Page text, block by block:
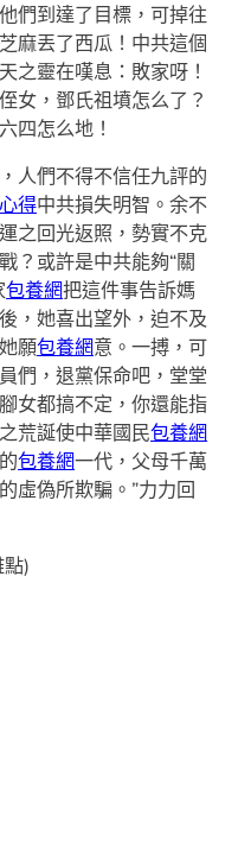
們到達了目標，可掉往
麻丟了西瓜！中共這個
之靈在嘆息：敗家呀！
女，鄧氏祖墳怎么了？
四怎么地！
人們不得不信任九評的
得中共損失明智。余不
之回光返照，勢實不克
？或許是中共能夠“關
包養網把這件事告訴媽
，她喜出望外，迫不及
願包養網意。一搏，可
們，退黨保命吧，堂堂
女都搞不定，你還能指
荒誕使中華國民包養網
包養網一代，父母千萬
虛偽所欺騙。”力力回
)